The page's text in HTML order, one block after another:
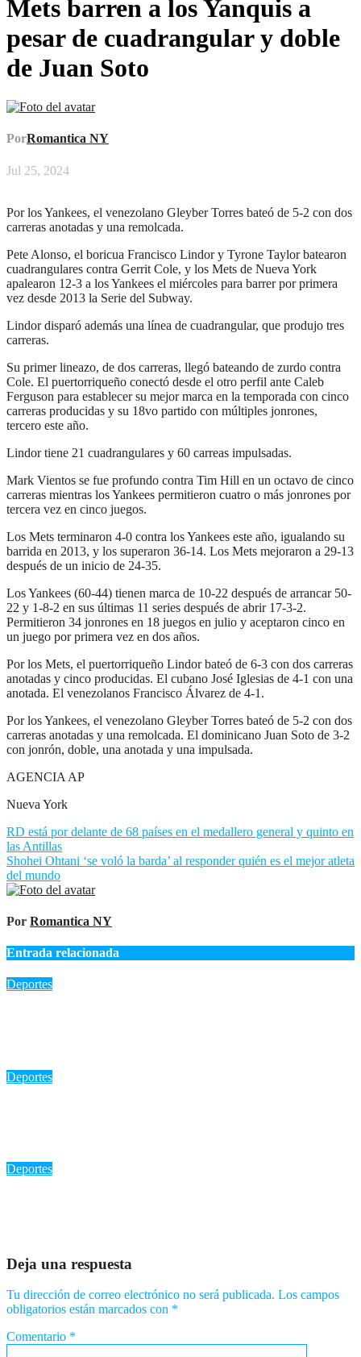
Mets barren a los Yanquis a
pesar de cuadrangular y doble
de Juan Soto
PorRomantica NY
Jul 25, 2024
Por los Yankees, el venezolano Gleyber Torres bateó de 5-2 con dos
carreras anotadas y una remolcada.
Pete Alonso, el boricua Francisco Lindor y Tyrone Taylor batearon
cuadrangulares contra Gerrit Cole, y los Mets de Nueva York
apalearon 12-3 a los Yankees el miércoles para barrer por primera
vez desde 2013 la Serie del Subway.
Lindor disparó además una línea de cuadrangular, que produjo tres
carreras.
Su primer lineazo, de dos carreras, llegó bateando de zurdo contra
Cole. El puertorriqueño conectó desde el otro perfil ante Caleb
Ferguson para establecer su mejor marca en la temporada con cinco
carreras producidas y su 18vo partido con múltiples jonrones,
tercero este año.
Lindor tiene 21 cuadrangulares y 60 carreas impulsadas.
Mark Vientos se fue profundo contra Tim Hill en un octavo de cinco
carreras mientras los Yankees permitieron cuatro o más jonrones por
tercera vez en cinco juegos.
Los Mets terminaron 4-0 contra los Yankees este año, igualando su
barrida en 2013, y los superaron 36-14. Los Mets mejoraron a 29-13
después de un inicio de 24-35.
Los Yankees (60-44) tienen marca de 10-22 después de arrancar 50-
22 y 1-8-2 en sus últimas 11 series después de abrir 17-3-2.
Permitieron 34 jonrones en 18 juegos en julio y aceptaron cinco en
un juego por primera vez en dos años.
Por los Mets, el puertorriqueño Lindor bateó de 6-3 con dos carreras
anotadas y cinco producidas. El cubano José Iglesias de 4-1 con una
anotada. El venezolanos Francisco Álvarez de 4-1.
Por los Yankees, el venezolano Gleyber Torres bateó de 5-2 con dos
carreras anotadas y una remolcada. El dominicano Juan Soto de 3-2
con jonrón, doble, una anotada y una impulsada.
AGENCIA AP
Nueva York
Navegación
de
entradas
RD está por delante de 68 países en el medallero general y quinto en
las Antillas
Shohei Ohtani ‘se voló la barda’ al responder quién es el mejor atleta
del mundo
Por Romantica NY
Entrada relacionada
Deportes
Deportes
Deportes
Deja una respuesta
Tu dirección de correo electrónico no será publicada. Los campos
obligatorios están marcados con *
Comentario *